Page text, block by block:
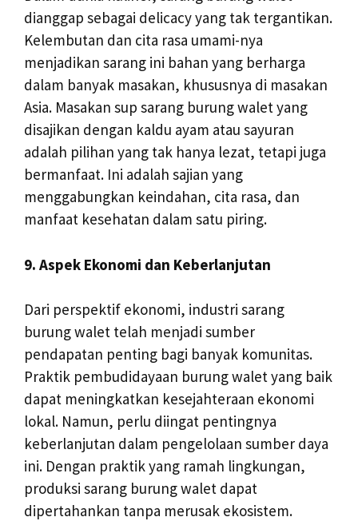
dianggap sebagai delicacy yang tak tergantikan.
Kelembutan dan cita rasa umami-nya
menjadikan sarang ini bahan yang berharga
dalam banyak masakan, khususnya di masakan
Asia. Masakan sup sarang burung walet yang
disajikan dengan kaldu ayam atau sayuran
adalah pilihan yang tak hanya lezat, tetapi juga
bermanfaat. Ini adalah sajian yang
menggabungkan keindahan, cita rasa, dan
manfaat kesehatan dalam satu piring.
9. Aspek Ekonomi dan Keberlanjutan
Dari perspektif ekonomi, industri sarang
burung walet telah menjadi sumber
pendapatan penting bagi banyak komunitas.
Praktik pembudidayaan burung walet yang baik
dapat meningkatkan kesejahteraan ekonomi
lokal. Namun, perlu diingat pentingnya
keberlanjutan dalam pengelolaan sumber daya
ini. Dengan praktik yang ramah lingkungan,
produksi sarang burung walet dapat
dipertahankan tanpa merusak ekosistem.